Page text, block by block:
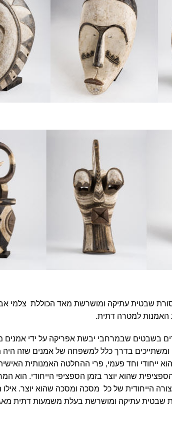
שבטית עתיקה ומושרשת מאד הכוללת צלמי
למטרה דתית.
בשבטים שבמרחבי יבשת אפריקה על ידי
ומשתייכים בדרך כלל למשפחה של אמנים שזה
ייחודי וחד פעמי, פרי ההחלטה האמנותית
שהוא יוצר בזמן הספציפי הייחודי. הוא
הייחודית של כל מסכה ומסכה שהוא יוצר. אילו
שבטית עתיקה ומושרשת בעלת משמעות דתית